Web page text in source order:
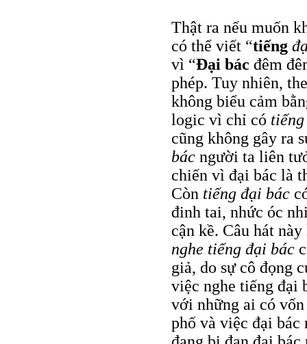
Thật ra nếu muốn
có thể viết “tiếng
vì “Đại bác đêm
phép. Tuy nhiên,
không biểu cảm
logic vì chỉ có
cũng không gây ra
bác người ta liên
chiến vì đại bác là
Còn tiếng đại bác
đinh tai, nhức óc
cận kề. Câu hát
nghe tiếng đại bác
giả, do sự cô đọng
việc nghe tiếng đại
với những ai có
phố và việc đại bác